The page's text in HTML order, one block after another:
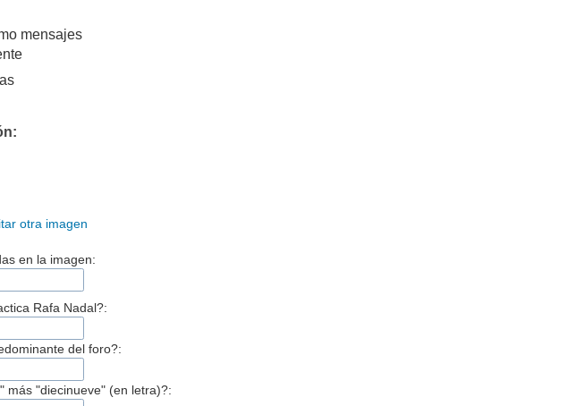
mensajes
otra imagen
en la imagen:
Rafa Nadal?:
del foro?:
más "diecinueve" (en letra)?: